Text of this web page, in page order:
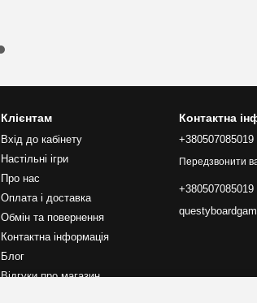
Клієнтам
Вхід до кабінету
Настільні ігри
Про нас
Оплата і доставка
Обмін та повернення
Контактна інформація
Блог
Відгуки про магазин
Контактна
+380507085019
Передзвонити
+380507085019